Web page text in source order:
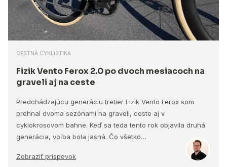
CESTNÁ CYKLISTIKA
Fizik Vento Ferox 2.0 po dvoch mesiacoch na
graveli aj na ceste
Predchádzajúcu generáciu tretier Fizik Vento Ferox som
prehnal dvoma sezónami na graveli, ceste aj v
cyklokrosovom bahne. Keď sa teda tento rok objavila druhá
generácia, voľba bola jasná. Čo všetko…
Zobraziť príspevok